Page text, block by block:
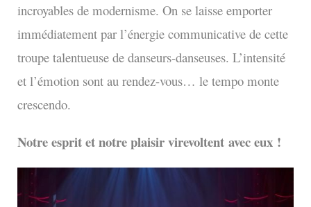
incroyables de modernisme. On se laisse emporter
immédiatement par l’énergie communicative de cette
troupe talentueuse de danseurs-danseuses. L’intensité
et l’émotion sont au rendez-vous… le tempo monte
crescendo.
Notre esprit et notre plaisir virevoltent avec eux !